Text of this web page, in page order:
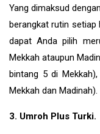
Yang dimaksud
berangkat rutin setiap
dapat Anda pilih
Mekkah ataupun
bintang 5 di
Mekkah dan Madinah).
3. Umroh Plus Turki.